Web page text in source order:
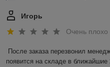
Игорь
Очень плохо
После заказа перезвонил
появится на складе в